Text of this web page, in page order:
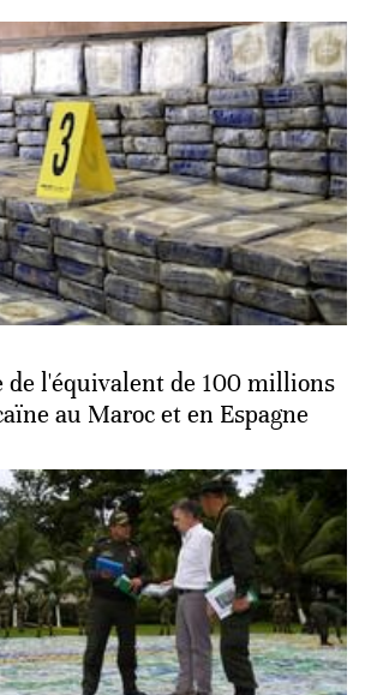
de l'équivalent de 100 millions
au Maroc et en Espagne